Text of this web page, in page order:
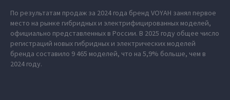
По результатам продаж за 2024 года бренд VOYAH занял первое
место на рынке гибридных и электрифицированных моделей,
официально представленных в России. В 2025 году общее число
регистраций новых гибридных и электрических моделей
бренда составило 9 465 моделей, что на 5,9% больше, чем в
2024 году.